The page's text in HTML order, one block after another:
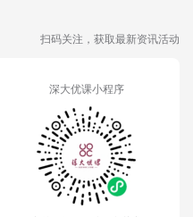
扫码关注，获取最新资讯活动
深大优课小程序